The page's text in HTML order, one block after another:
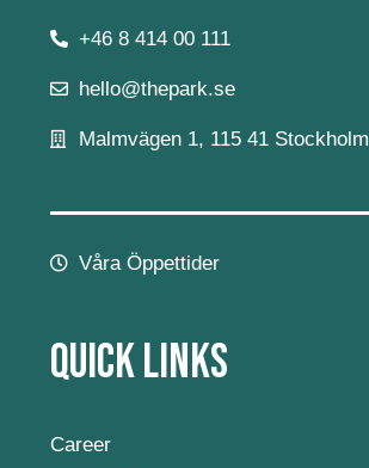
+46 8 414 00 111
hello@thepark.se
Malmvägen 1, 115 41 Stockholm
Våra Öppettider
Quick Links
Career